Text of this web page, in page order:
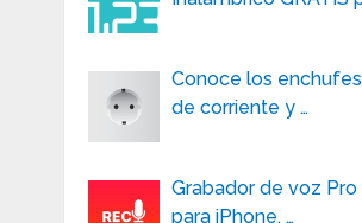
Conoce los
de corriente y …
Grabador de voz Pro
para iPhone, …